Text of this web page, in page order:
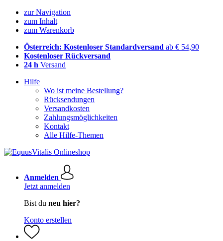
zur Navigation
zum Inhalt
zum Warenkorb
Österreich: Kostenloser Standardversand ab € 54,90
Kostenloser Rückversand
24 h Versand
Hilfe
Wo ist meine Bestellung?
Rücksendungen
Versandkosten
Zahlungsmöglichkeiten
Kontakt
Alle Hilfe-Themen
Anmelden
Jetzt anmelden
Bist du neu hier?
Konto erstellen